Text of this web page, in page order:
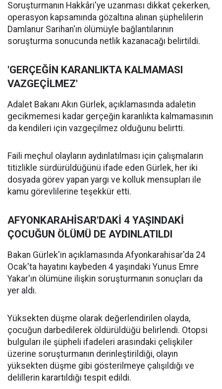
Soruşturmanın Hakkâri'ye uzanması dikkat çekerken,
operasyon kapsamında gözaltına alınan şüphelilerin
Damlanur Sarihan'ın ölümüyle bağlantılarının
soruşturma sonucunda netlik kazanacağı belirtildi.
'GERÇEĞİN KARANLIKTA KALMAMASI
VAZGEÇİLMEZ'
Adalet Bakanı Akın Gürlek, açıklamasında adaletin
gecikmemesi kadar gerçeğin karanlıkta kalmamasının
da kendileri için vazgeçilmez olduğunu belirtti.
Faili meçhul olayların aydınlatılması için çalışmaların
titizlikle sürdürüldüğünü ifade eden Gürlek, her iki
dosyada görev yapan yargı ve kolluk mensupları ile
kamu görevlilerine teşekkür etti.
AFYONKARAHİSAR'DAKİ 4 YAŞINDAKİ
ÇOCUĞUN ÖLÜMÜ DE AYDINLATILDI
Bakan Gürlek'in açıklamasında Afyonkarahisar'da 24
Ocak'ta hayatını kaybeden 4 yaşındaki Yunus Emre
Yakar'ın ölümüne ilişkin soruşturmanın sonuçları da
yer aldı.
Yüksekten düşme olarak değerlendirilen olayda,
çocuğun darbedilerek öldürüldüğü belirlendi. Otopsi
bulguları ile şüpheli ifadeleri arasındaki çelişkiler
üzerine soruşturmanın derinleştirildiği, olayın
yüksekten düşme gibi gösterilmeye çalışıldığı ve
delillerin karartıldığı tespit edildi.